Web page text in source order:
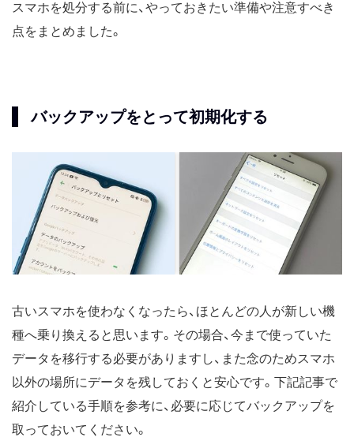
スマホを処分する前に、やっておきたい準備や注意すべき
点をまとめました。
バックアップをとって初期化する
古いスマホを使わなくなったら、ほとんどの人が新しい機
種へ乗り換えると思います。その場合、今まで使っていた
データを移行する必要がありますし、また念のためスマホ
以外の場所にデータを残しておくと安心です。下記記事で
紹介している手順を参考に、必要に応じてバックアップを
取っておいてください。